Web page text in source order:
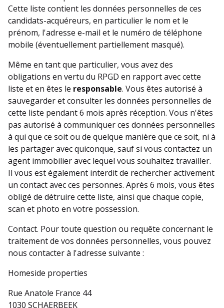
Cette liste contient les données personnelles de ces
candidats-acquéreurs, en particulier le nom et le
prénom, l'adresse e-mail et le numéro de téléphone
mobile (éventuellement partiellement masqué).
Même en tant que particulier, vous avez des
obligations en vertu du RPGD en rapport avec cette
liste et en êtes le responsable. Vous êtes autorisé à
sauvegarder et consulter les données personnelles de
cette liste pendant 6 mois après réception. Vous n'êtes
pas autorisé à communiquer ces données personnelles
à qui que ce soit ou de quelque manière que ce soit, ni à
les partager avec quiconque, sauf si vous contactez un
agent immobilier avec lequel vous souhaitez travailler.
Il vous est également interdit de rechercher activement
un contact avec ces personnes. Après 6 mois, vous êtes
obligé de détruire cette liste, ainsi que chaque copie,
scan et photo en votre possession.
Contact. Pour toute question ou requête concernant le
traitement de vos données personnelles, vous pouvez
nous contacter à l'adresse suivante :
Homeside properties
Rue Anatole France 44
1030 SCHAERBEEK